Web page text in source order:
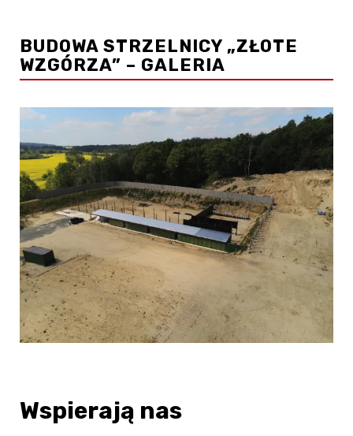
BUDOWA STRZELNICY „ZŁOTE
WZGÓRZA” – GALERIA
Wspierają nas